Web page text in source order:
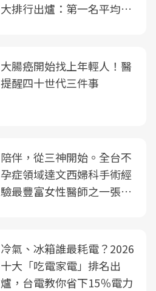
大排行出爐：第一名平均一
大腸癌開始找上年輕人！醫
提醒四十世代三件事
陪伴，從三神開始。全台不
孕症領域達文西婦科手術經
驗最豐富女性醫師之一張永
光田醫院建構360度女性健
康照護生態圈
冷氣、冰箱誰最耗電？2026
十大「吃電家電」排名出
爐，台電教你省下15％電力